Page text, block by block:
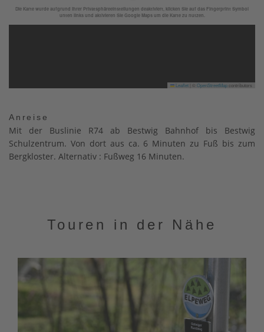
Die Karte wurde aufgrund Ihrer Privatsphäreeinstellungen deaktiviert, klicken Sie auf das Fingerprint Symbol
unten links und aktivieren Sie Google Maps um die Karte zu nutzen.
Leaflet OpenStreetMapcontributors
Anreise
Mit der Buslinie R74 ab Bestwig Bahnhof bis Bestwig
Schulzentrum. Von dort aus ca. 6 Minuten zu Fuß bis zum
Bergkloster. Alternativ : Fußweg 16 Minuten.
Touren in der Nähe